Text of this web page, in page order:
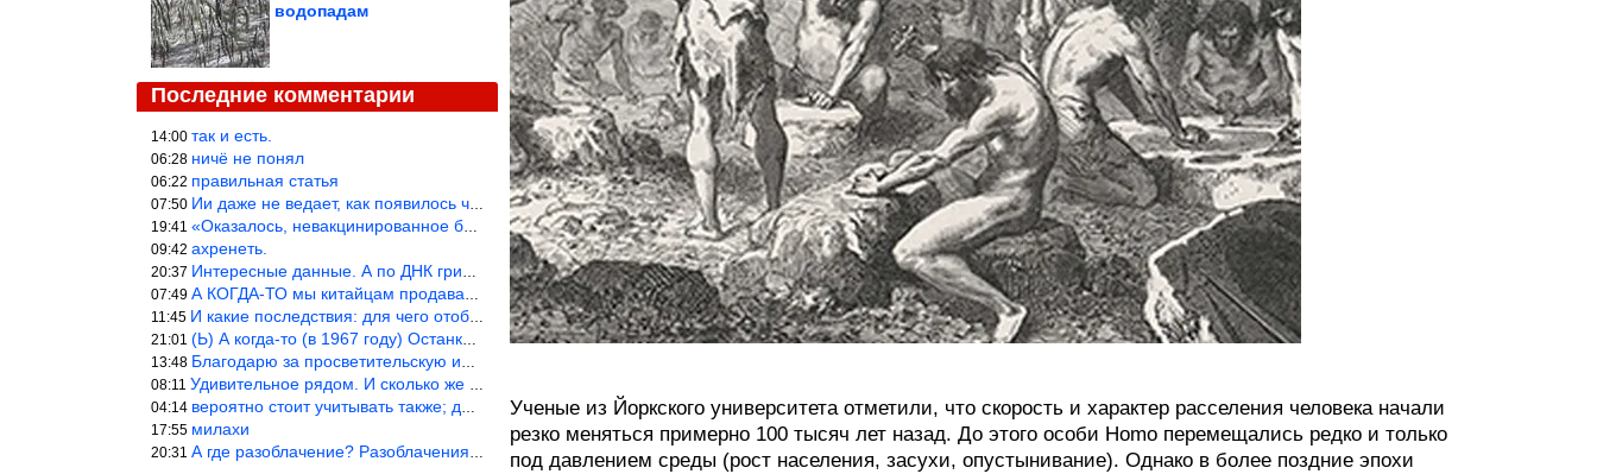
водопадам
Последние комментарии
14:00 так и есть.
06:28 ничё не понял
06:22 правильная статья
07:50 Ии даже не ведает, как появилось человечество и для чего оно сущ
19:41 «Оказалось, невакцинированное большинство умирает существенно ча
09:42 ахренеть.
20:37 Интересные данные. А по ДНК грибов, бактерий имеются сведения из
07:49 А КОГДА-ТО мы китайцам продавали фуфайки.
11:45 И какие последствия: для чего отобрали? или просто похвастались.
21:01 (Ь) А когда-то (в 1967 году) Останкинская телебашня была самым в
13:48 Благодарю за просветительскую информацию.
08:11 Удивительное рядом. И сколько же ещё открытий готовит Просвещень
04:14 вероятно стоит учитывать также; длительность сна сгущает кровото
17:55 милахи
20:31 А где разоблачение? Разоблачения нет — значит придётся принять к
Ученые из Йоркского университета отметили, что скорость и характер расселения человека начали
резко меняться примерно 100 тысяч лет назад. До этого особи Homo перемещались редко и только
под давлением среды (рост населения, засухи, опустынивание). Однако в более поздние эпохи